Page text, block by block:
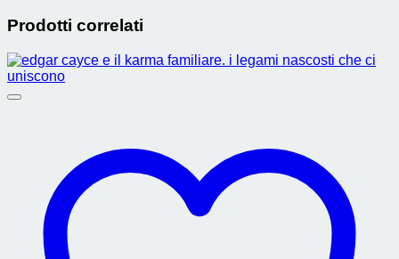
Prodotti correlati